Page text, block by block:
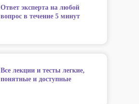
Ответ эксперта на любой
вопрос в течение 5 минут
Все лекции и тесты легкие,
понятные и доступные